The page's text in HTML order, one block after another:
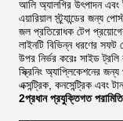
আলি অ্যালগির উৎপাদন এবং
এয়ারিয়াল স্ট্র্যান্ডের জন্য
জল প্রতিরোধক টেপ
লাইনটি বিভিন্ন ধরণের সফট
উপর নির্ভর করেঃ সাইড ট্রলি
স্ক্রিনিং অ্যাপ্লিকেশনের
এক্সন্ট্রিক, কনসেন্ট্রিক এবং
2প্রধান প্রযুক্তিগত